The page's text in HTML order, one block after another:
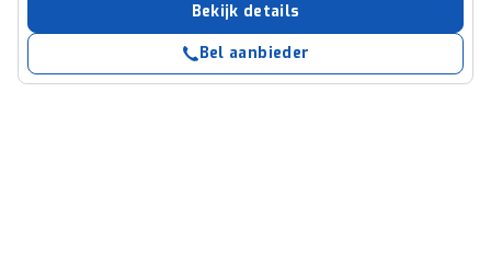
Bekijk details
Bel aanbieder